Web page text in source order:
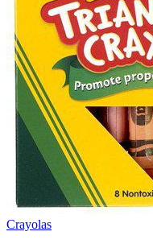
Crayolas